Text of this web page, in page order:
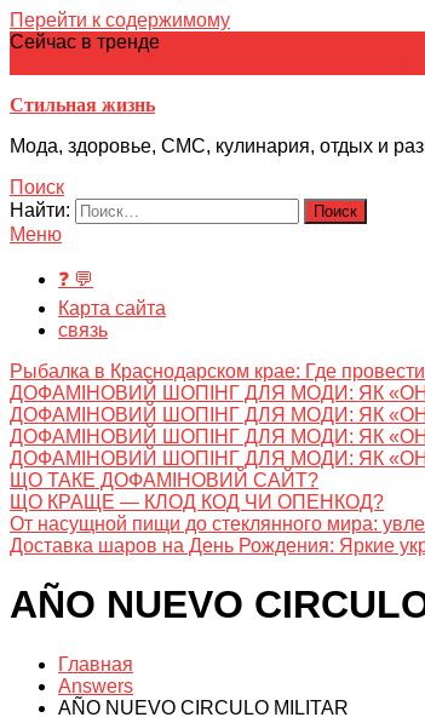
Перейти к содержимому
Сейчас в тренде
Стильная жизнь
Мода, здоровье, СМС, кулинария, отдых и
Поиск
Найти:
Меню
❓ 💬
Карта сайта
связь
Рыбалка в Краснодарском крае: Где
ДОФАМІНОВИЙ ШОПІНГ ДЛЯ МОДИ: ЯК
ДОФАМІНОВИЙ ШОПІНГ ДЛЯ МОДИ: ЯК
ДОФАМІНОВИЙ ШОПІНГ ДЛЯ МОДИ: ЯК
ДОФАМІНОВИЙ ШОПІНГ ДЛЯ МОДИ: ЯК
ЩО ТАКЕ ДОФАМІНОВИЙ САЙТ?
ЩО КРАЩЕ — КЛОД КОД ЧИ ОПЕНКОД?
От насущной пищи до стеклянного мира:
Доставка шаров на День Рождения: Яркие
AÑO NUEVO
Главная
Answers
AÑO NUEVO CIRCULO MILITAR